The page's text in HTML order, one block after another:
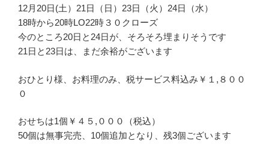
12月20日(土）21日（日）23日（火）24日（水）
18時から20時LO22時３０クローズ
今のところ20日と24日が、そろそろ埋まりそうです
21日と23日は、まだ余裕がございます
おひとり様、お料理のみ、税サービス料込み￥１,８００
０
おせちは1個￥４５,０００（税込）
50個は無事完売、10個追加となり、残3個ございます